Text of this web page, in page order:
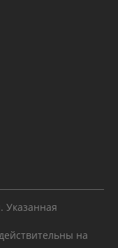
Указанная
на